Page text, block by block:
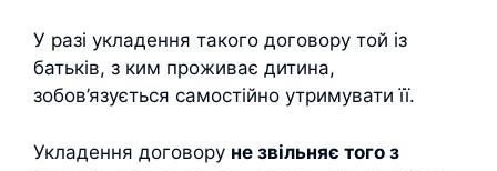
У разі укладення такого договору той із
батьків, з ким проживає дитина,
зобов’язується самостійно утримувати її.
Укладення договору не звільняє того з